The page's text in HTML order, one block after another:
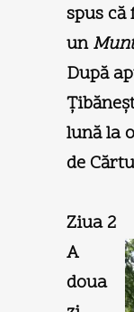
spus
un
După
lună la
de
Ziua 2
A
doua